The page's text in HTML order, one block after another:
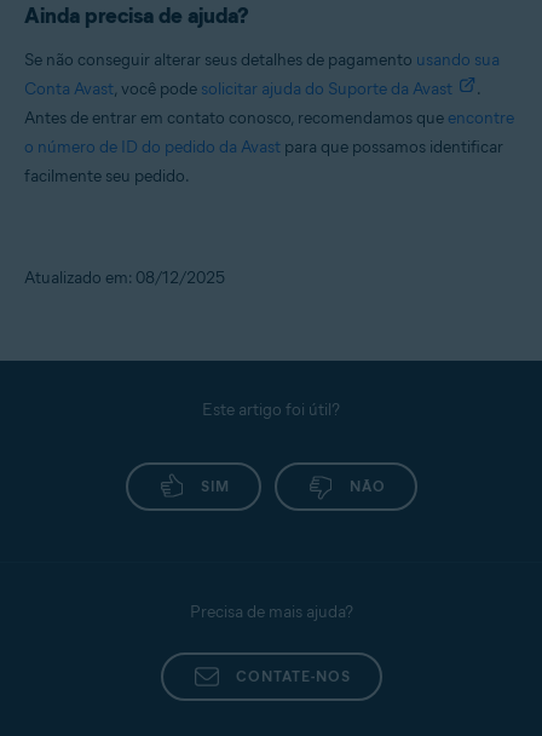
Ainda precisa de ajuda?
Se não conseguir alterar seus detalhes de pagamento usando sua
Conta Avast, você pode solicitar ajuda do Suporte da Avast
.
Antes de entrar em contato conosco, recomendamos que encontre
o número de ID do pedido da Avast para que possamos identificar
facilmente seu pedido.
Atualizado em: 08/12/2025
Este artigo foi útil?
SIM NÃO
Precisa de mais ajuda?
CONTATE-NOS